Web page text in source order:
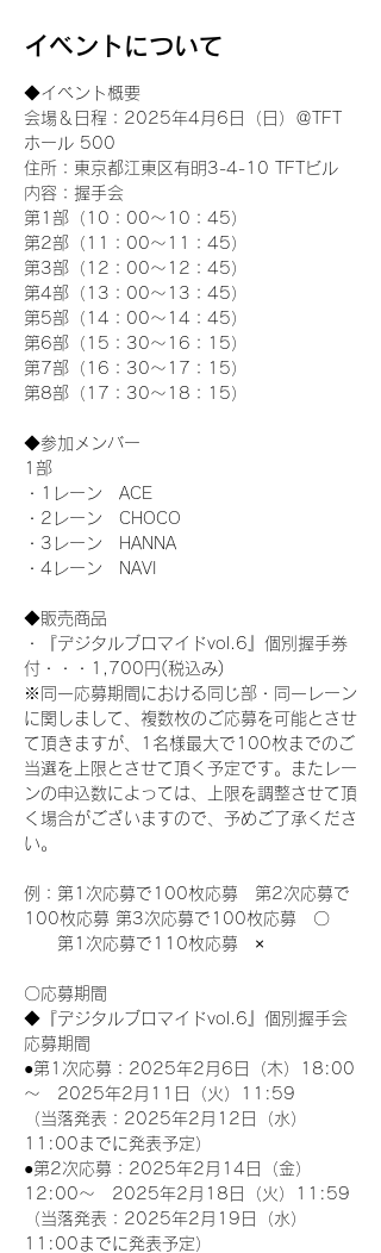
イベントについて
◆イベント概要
会場＆日程：2025年4月6日（日）＠TFT
ホール 500
住所：東京都江東区有明3-4-10 TFTビル
内容：握手会
第1部（10：00～10：45）
第2部（11：00～11：45）
第3部（12：00～12：45）
第4部（13：00～13：45）
第5部（14：00～14：45）
第6部（15：30～16：15）
第7部（16：30～17：15）
第8部（17：30～18：15）
◆参加メンバー
1部
・1レーン　ACE
・2レーン　CHOCO
・3レーン　HANNA
・4レーン　NAVI
◆販売商品
・『デジタルブロマイドvol.6』個別握手券
付・・・1,700円(税込み)
※同一応募期間における同じ部・同一レーン
に関しまして、複数枚のご応募を可能とさせ
て頂きますが、1名様最大で100枚までのご
当選を上限とさせて頂く予定です。またレー
ンの申込数によっては、上限を調整させて頂
く場合がございますので、予めご了承くださ
い。
例：第1次応募で100枚応募　第2次応募で
100枚応募 第3次応募で100枚応募　〇
第1次応募で110枚応募　×
〇応募期間
◆『デジタルブロマイドvol.6』個別握手会
応募期間
●第1次応募：2025年2月6日（木）18:00
～　2025年2月11日（火）11:59
（当落発表：2025年2月12日（水）
11:00までに発表予定）
●第2次応募：2025年2月14日（金）
12:00～　2025年2月18日（火）11:59
（当落発表：2025年2月19日（水）
11:00までに発表予定）